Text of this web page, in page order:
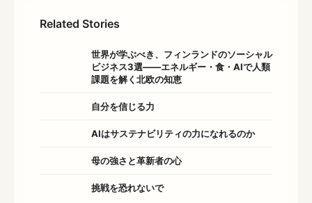
Related Stories
世界が学ぶべき、フィンランドのソーシャル
ビジネス3選――エネルギー・食・AIで人類
課題を解く北欧の知恵
自分を信じる力
AIはサステナビリティの力になれるのか
母の強さと革新者の心
挑戦を恐れないで